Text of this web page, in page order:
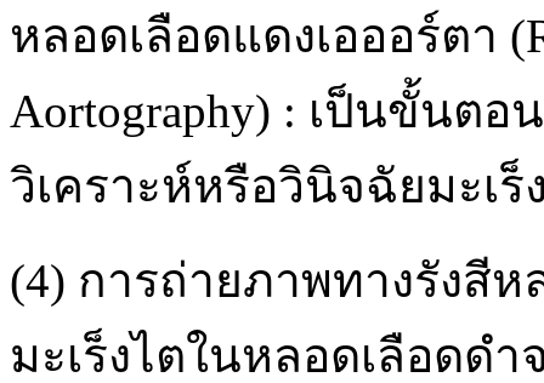
หลอดเลือดแดงเอออร์ตา
Aortography) : เป็นขั้นต
วิเคราะห์หรือวินิจฉัยมะเร็
(4) การถ่ายภาพทางรังสีห
มะเร็งไตในหลอดเลือดด